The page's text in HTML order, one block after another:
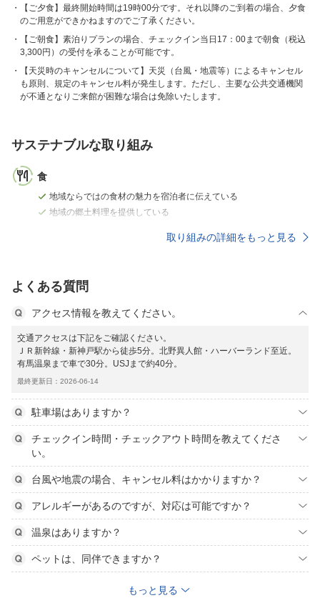
【ご夕食】最終開始時間は19時00分です。それ以降のご到着の場合、夕食
のご用意ができかねますのでご了承ください。
【ご朝食】素泊りプランの場合、チェックイン当日17：00まで朝食（税込
3,300円）の受付を承ることが可能です。
【天災時のキャンセルについて】天災（台風・地震等）によるキャンセル
も原則、規定のキャンセル料が発生します。ただし、主要な公共交通機関
が不通となりご来館が困難な場合は免除いたします。
サステナブルな取り組み
食
地域ならではの食材の魅力を宿泊者に伝えている
地域の郷土料理を提供している
取り組みの詳細をもっと見る
よくある質問
アクセス情報を教えてください。
交通アクセスは下記をご確認ください。
ＪＲ新幹線・新神戸駅から徒歩5分。北野異人館・ハーバーランド至近。
有馬温泉まで車で30分。USJまで約40分。
最終更新日：2026-06-14
駐車場はありますか？
チェックイン時間・チェックアウト時間を教えてくださ
い。
台風や地震の場合、キャンセル料はかかりますか？
アレルギーがあるのですが、対応は可能ですか？
温泉はありますか？
ペットは、同伴できますか？
もっと見る